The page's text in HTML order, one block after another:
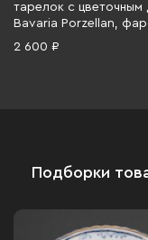
тарелок с цветочным
Bavaria Porzellan,
деколь, золочение,
2 600 ₽
Подборки